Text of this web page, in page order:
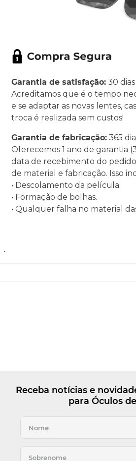
Garantia de satisfação: 30 dias
Acreditamos que é o tempo
e se adaptar as novas lentes,
troca é realizada sem custos!
Garantia de fabricação: 365
Oferecemos 1 ano de garantia
data de recebimento do
de material e fabricação. Isso
• Descolamento da película.
• Formação de bolhas.
• Qualquer falha no material
.
Receba notícias e
para Óculos de